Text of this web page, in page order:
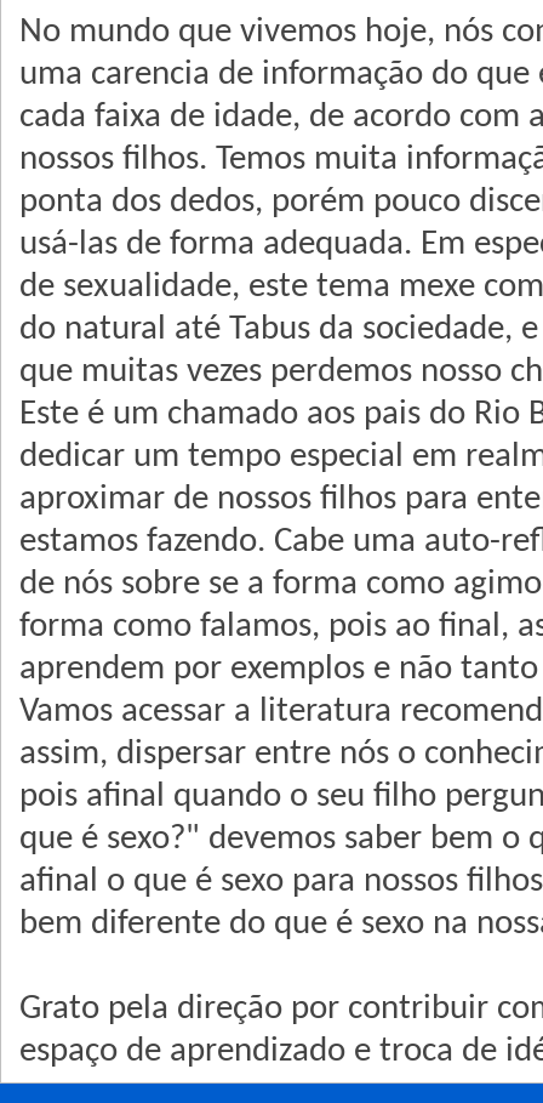
No mundo que vivemos hoje, nós
uma carencia de informação do
cada faixa de idade, de acordo com
nossos filhos. Temos muita
ponta dos dedos, porém pouco
usá-las de forma adequada. Em
de sexualidade, este tema mexe
do natural até Tabus da sociedade,
que muitas vezes perdemos nosso
Este é um chamado aos pais do Rio
dedicar um tempo especial em
aproximar de nossos filhos para
estamos fazendo. Cabe uma auto-
de nós sobre se a forma como
forma como falamos, pois ao final,
aprendem por exemplos e não
Vamos acessar a literatura
assim, dispersar entre nós o
pois afinal quando o seu filho
que é sexo?" devemos saber bem o
afinal o que é sexo para nossos
bem diferente do que é sexo na
Grato pela direção por contribuir
espaço de aprendizado e troca de